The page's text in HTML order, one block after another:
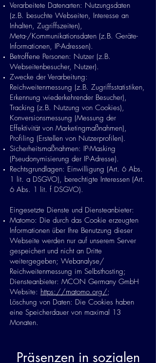
Verarbeitete Datenarten: Nutzungsdaten
(z.B. besuchte Webseiten, Interesse an
Inhalten, Zugriffszeiten),
Meta-/Kommunikationsdaten (z.B. Geräte-
Informationen, IP-Adressen).
Betroffene Personen: Nutzer (z.B.
Webseitenbesucher, Nutzer).
Zwecke der Verarbeitung:
Reichweitenmessung (z.B. Zugriffsstatistiken,
Erkennung wiederkehrender Besucher),
Tracking (z.B. Nutzung von Cookies),
Konversionsmessung (Messung der
Effektivität von Marketingmaßnahmen),
Profiling (Erstellen von Nutzerprofilen).
Sicherheitsmaßnahmen: IP-Masking
(Pseudonymisierung der IP-Adresse).
Rechtsgrundlagen: Einwilligung (Art. 6 Abs.
1 lit. a DSGVO), berechtigte Interessen (Art.
6 Abs. 1 lit. f DSGVO).
Eingesetzte Dienste und Diensteanbieter:
Matomo: Die durch das Cookie erzeugten
Informationen über Ihre Benutzung dieser
Webseite werden nur auf unserem Server
gespeichert und nicht an Dritte
weitergegeben; Webanalyse/
Reichweitenmessung im Selbsthosting;
Diensteanbieter: MCON Germany GmbH
Website: https://matomo.org/;
Löschung von Daten: Die Cookies haben
eine Speicherdauer von maximal 13
Monaten.
Präsenzen in sozialen